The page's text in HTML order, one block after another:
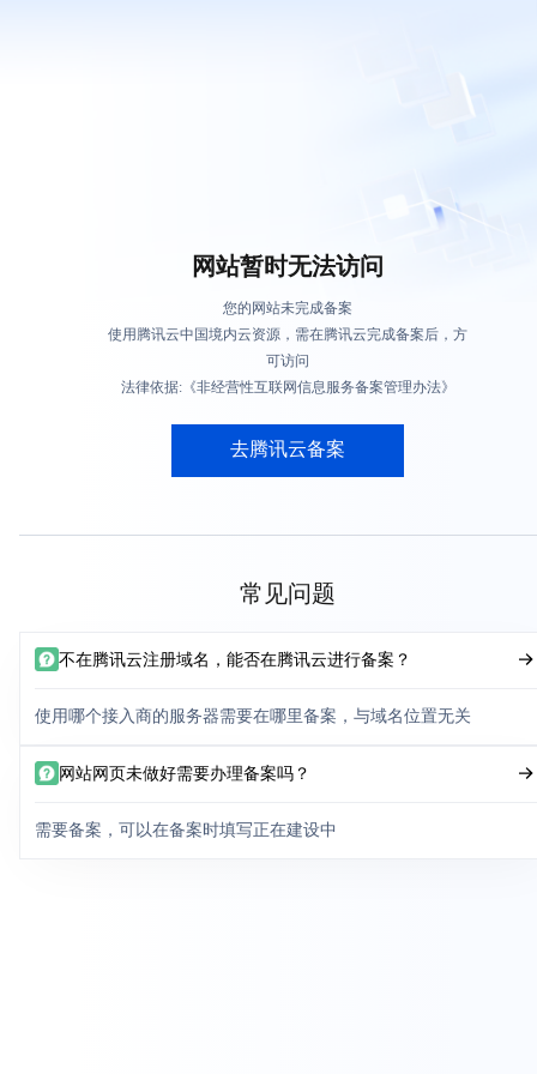
网站暂时无法访问
您的网站未完成备案
使用腾讯云中国境内云资源，需在腾讯云完成备案后，方
可访问
法律依据:《非经营性互联网信息服务备案管理办法》
去腾讯云备案
常见问题
不在腾讯云注册域名，能否在腾讯云进行备案？
使用哪个接入商的服务器需要在哪里备案，与域名位置无关
网站网页未做好需要办理备案吗？
需要备案，可以在备案时填写正在建设中